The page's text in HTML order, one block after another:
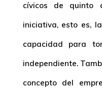
cívicos de
iniciativa, esto es,
capacidad para
independiente.
concepto del